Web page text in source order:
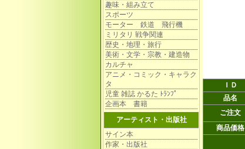
趣味・組み立て
スポーツ
モーター 鉄道 飛行機
ミリタリ 戦争関連
歴史・地理・旅行
美術・文学・宗教・建造物
カルチャ
アニメ・コミック・キャラク
タ
児童 雑誌 かるた ﾄﾗﾝﾌﾟ
企画本 書籍
アーティスト・出版社
サイン本
作家・出版社
ＩＤ
品名
ご注文
商品価格